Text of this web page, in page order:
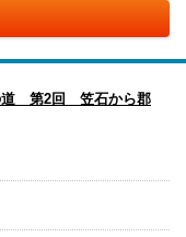
道 第2回 笠石から郡